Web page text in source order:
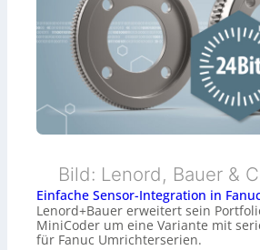
Bild: Lenord, Bauer &
Einfache Sensor-Integration in
Lenord+Bauer erweitert sein
MiniCoder um eine Variante mit
für Fanuc Umrichterserien.